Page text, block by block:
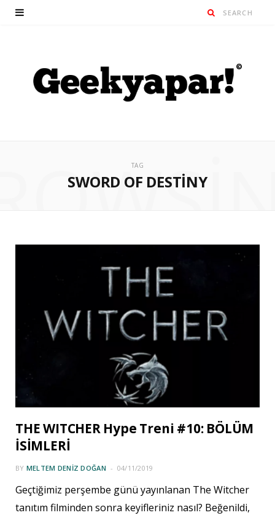
TAG
SWORD OF DESTINY
THE WITCHER Hype Treni #10: BÖLÜM
İSİMLERİ
BY MELTEM DENIZ DOĞAN 04/11/2019
Geçtiğimiz perşembe günü yayınlanan The Witcher
tanıtım filminden sonra keyifleriniz nasıl? Beğenildi,